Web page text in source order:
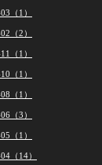
（1）
（2）
（1）
（1）
（1）
（3）
（1）
（14）